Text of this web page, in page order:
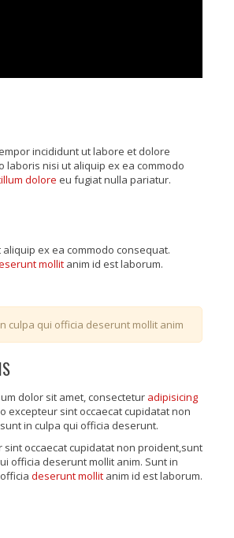
incididunt ut labore et dolore
laboris nisi ut aliquip ex ea commodo
dolore eu fugiat nulla pariatur.
ex ea commodo consequat.
mollit anim id est laborum.
culpa qui officia deserunt mollit anim
dolor sit amet, consectetur adipisicing
excepteur sint occaecat cupidatat non
in culpa qui officia deserunt.
sint occaecat cupidatat non proident,sunt
officia deserunt mollit anim. Sunt in
deserunt mollit anim id est laborum.